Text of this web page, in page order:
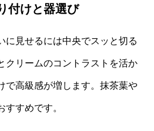
付けと器選び
に見せるには中央でスッと切る
クリームのコントラストを活か
で高級感が増します。抹茶葉や
すめです。